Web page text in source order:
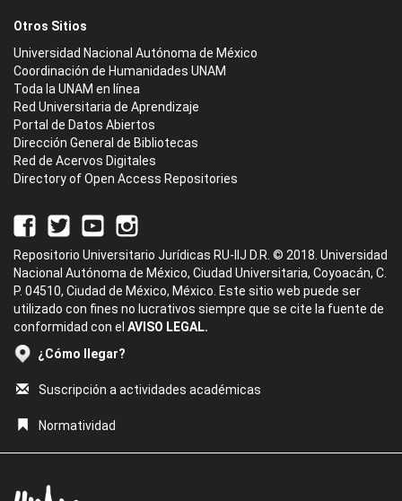
Otros Sitios
Universidad Nacional Autónoma de México
Coordinación de Humanidades UNAM
Toda la UNAM en línea
Red Universitaria de Aprendizaje
Portal de Datos Abiertos
Dirección General de Bibliotecas
Red de Acervos Digitales
Directory of Open Access Repositories
Repositorio Universitario Jurídicas RU-IIJ D.R. © 2018. Universidad
Nacional Autónoma de México, Ciudad Universitaria, Coyoacán, C.
P. 04510, Ciudad de México, México. Este sitio web puede ser
utilizado con fines no lucrativos siempre que se cite la fuente de
conformidad con el AVISO LEGAL.
¿Cómo llegar?
Suscripción a actividades académicas
Normatividad